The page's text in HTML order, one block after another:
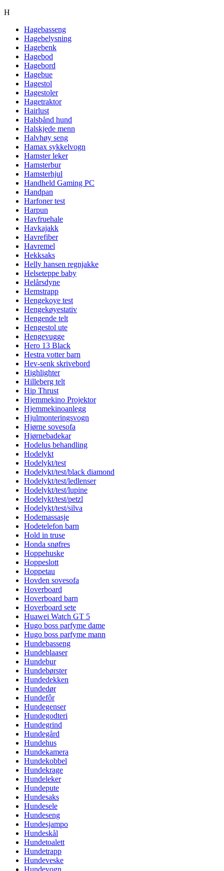
H
Hagebasseng
Hagebelysning
Hagebenk
Hagebod
Hagebord
Hagebue
Hagestol
Hagestoler
Hagetraktor
Hairlust
Halsbånd hund
Halskjede menn
Halvhøy seng
Hamax sykkelvogn
Hamster leker
Hamsterbur
Hamsterhjul
Handheld Gaming PC
Handpan
Harfoner test
Harpun
Havfruehale
Havkajakk
Havrefiber
Havremel
Hekksaks
Helly hansen regnjakke
Helseteppe baby
Helårsdyne
Hemstrapp
Hengekoye test
Hengekøyestativ
Hengende telt
Hengestol ute
Hengevugge
Hero 13 Black
Hestra votter barn
Hev-senk skrivebord
Highlighter
Hilleberg telt
Hip Thrust
Hjemmekino Projektor
Hjemmekinoanlegg
Hjulmonteringsvogn
Hjørne sovesofa
Hjørnebadekar
Hodelus behandling
Hodelykt
Hodelykt/test
Hodelykt/test/black diamond
Hodelykt/test/ledlenser
Hodelykt/test/lupine
Hodelykt/test/petzl
Hodelykt/test/silva
Hodemassasje
Hodetelefon barn
Hold in truse
Honda snøfres
Hoppehuske
Hoppeslott
Hoppetau
Hovden sovesofa
Hoverboard
Hoverboard barn
Hoverboard sete
Huawei Watch GT 5
Hugo boss parfyme dame
Hugo boss parfyme mann
Hundebasseng
Hundeblaaser
Hundebur
Hundebørster
Hundedekken
Hundedør
Hundefôr
Hundegenser
Hundegodteri
Hundegrind
Hundegård
Hundehus
Hundekamera
Hundekobbel
Hundekrage
Hundeleker
Hundepute
Hundesaks
Hundesele
Hundeseng
Hundesjampo
Hundeskål
Hundetoalett
Hundetrapp
Hundeveske
Hundevogn